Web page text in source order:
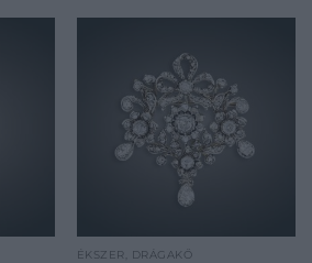
ÉKSZER, DRÁGAKŐ